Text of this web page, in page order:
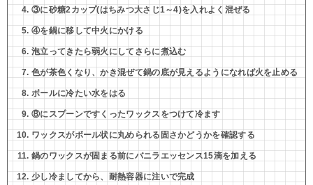
③に砂糖2カップ(はちみつ大さじ1～4)を入れよく混ぜる
④を鍋に移して中火にかける
泡立ってきたら弱火にしてさらに煮込む
色が茶色くなり、かき混ぜて鍋の底が見えるようになれば火を止める
ボールに冷たい水をはる
⑧にスプーンですくったワックスをつけて冷ます
ワックスがボール状に丸められる固さかどうかを確認する
鍋のワックスが固まる前にバニラエッセンス15滴を加える
少し冷ましてから、耐熱容器に注いで完成